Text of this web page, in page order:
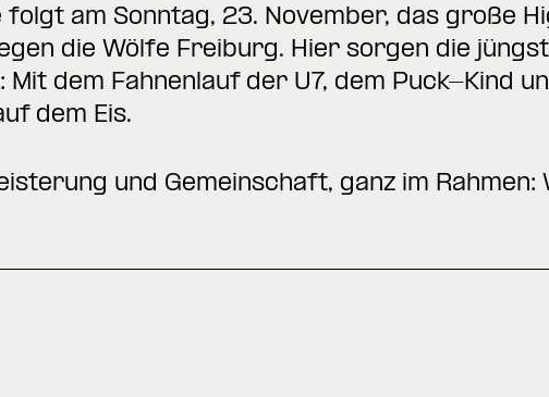
am Sonntag, 23. November, das große
die Wölfe Freiburg. Hier sorgen die
dem Fahnenlauf der U7, dem Puck-Kind
dem Eis.
und Gemeinschaft, ganz im Rahmen: